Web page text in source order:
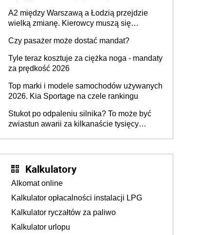
A2 między Warszawą a Łodzią przejdzie
wielką zmianę. Kierowcy muszą się
Czy pasażer może dostać mandat?
Tyle teraz kosztuje za ciężka noga - mandaty
za prędkość 2026
Top marki i modele samochodów używanych
2026. Kia Sportage na czele rankingu
Stukot po odpaleniu silnika? To może być
zwiastun awarii za kilkanaście tysięcy
Kalkulatory
Alkomat online
Kalkulator opłacalności instalacji LPG
Kalkulator ryczałtów za paliwo
Kalkulator urlopu